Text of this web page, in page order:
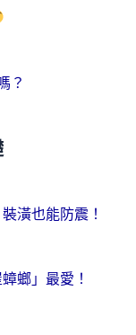
？
潢也能防震！
螂」最愛！